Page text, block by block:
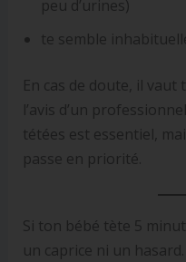
peu d’urines)
te semble
En cas de doute, il
l’avis d’un
tétées est essentiel,
passe en priorité.
Si ton bébé tète 5
un caprice ni un hasard.